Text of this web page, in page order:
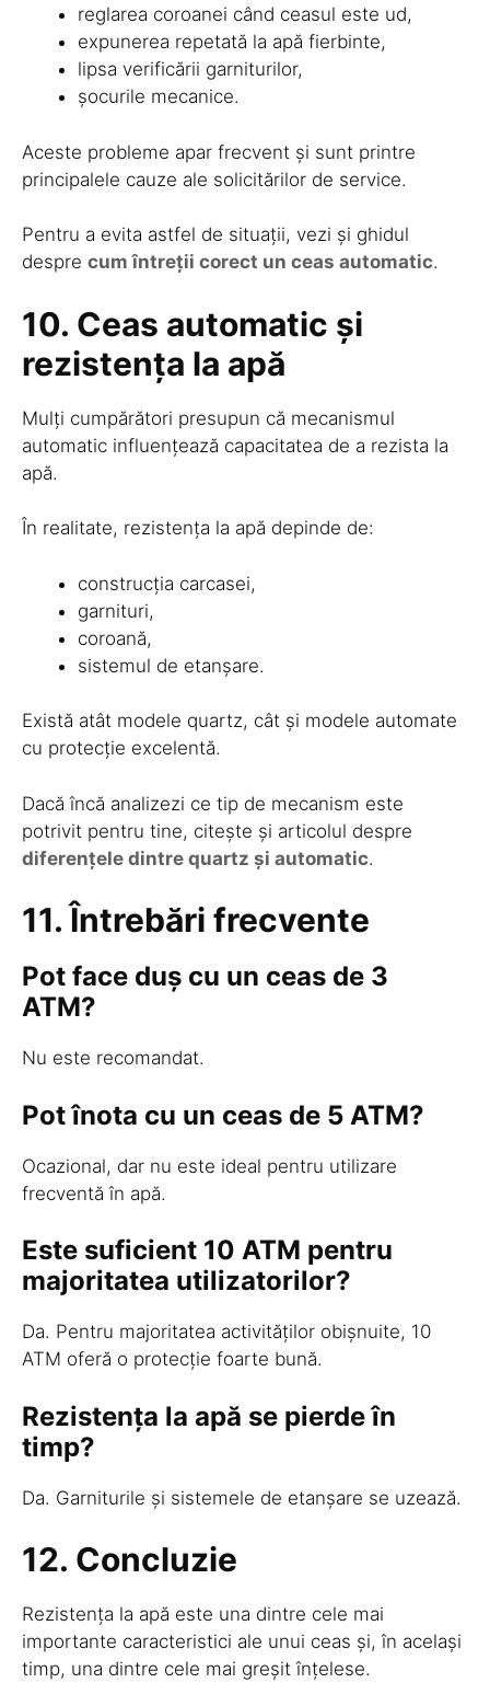
reglarea coroanei când ceasul este ud,
expunerea repetată la apă fierbinte,
lipsa verificării garniturilor,
șocurile mecanice.
Aceste probleme apar frecvent și sunt printre
principalele cauze ale solicitărilor de service.
Pentru a evita astfel de situații, vezi și ghidul
despre cum întreții corect un ceas automatic.
10. Ceas automatic și
rezistența la apă
Mulți cumpărători presupun că mecanismul
automatic influențează capacitatea de a rezista la
apă.
În realitate, rezistența la apă depinde de:
construcția carcasei,
garnituri,
coroană,
sistemul de etanșare.
Există atât modele quartz, cât și modele automate
cu protecție excelentă.
Dacă încă analizezi ce tip de mecanism este
potrivit pentru tine, citește și articolul despre
diferențele dintre quartz și automatic.
11. Întrebări frecvente
Pot face duș cu un ceas de 3
ATM?
Nu este recomandat.
Pot înota cu un ceas de 5 ATM?
Ocazional, dar nu este ideal pentru utilizare
frecventă în apă.
Este suficient 10 ATM pentru
majoritatea utilizatorilor?
Da. Pentru majoritatea activităților obișnuite, 10
ATM oferă o protecție foarte bună.
Rezistența la apă se pierde în
timp?
Da. Garniturile și sistemele de etanșare se uzează.
12. Concluzie
Rezistența la apă este una dintre cele mai
importante caracteristici ale unui ceas și, în același
timp, una dintre cele mai greșit înțelese.